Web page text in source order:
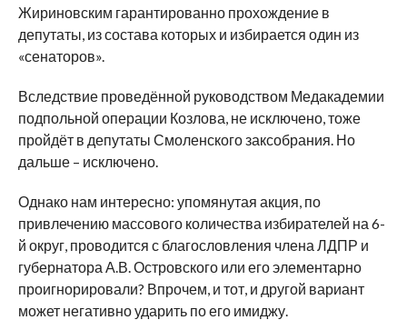
Жириновским гарантированно прохождение в
депутаты, из состава которых и избирается один из
«сенаторов».
Вследствие проведённой руководством Медакадемии
подпольной операции Козлова, не исключено, тоже
пройдёт в депутаты Смоленского заксобрания. Но
дальше – исключено.
Однако нам интересно: упомянутая акция, по
привлечению массового количества избирателей на 6-
й округ, проводится с благословления члена ЛДПР и
губернатора А.В. Островского или его элементарно
проигнорировали? Впрочем, и тот, и другой вариант
может негативно ударить по его имиджу.